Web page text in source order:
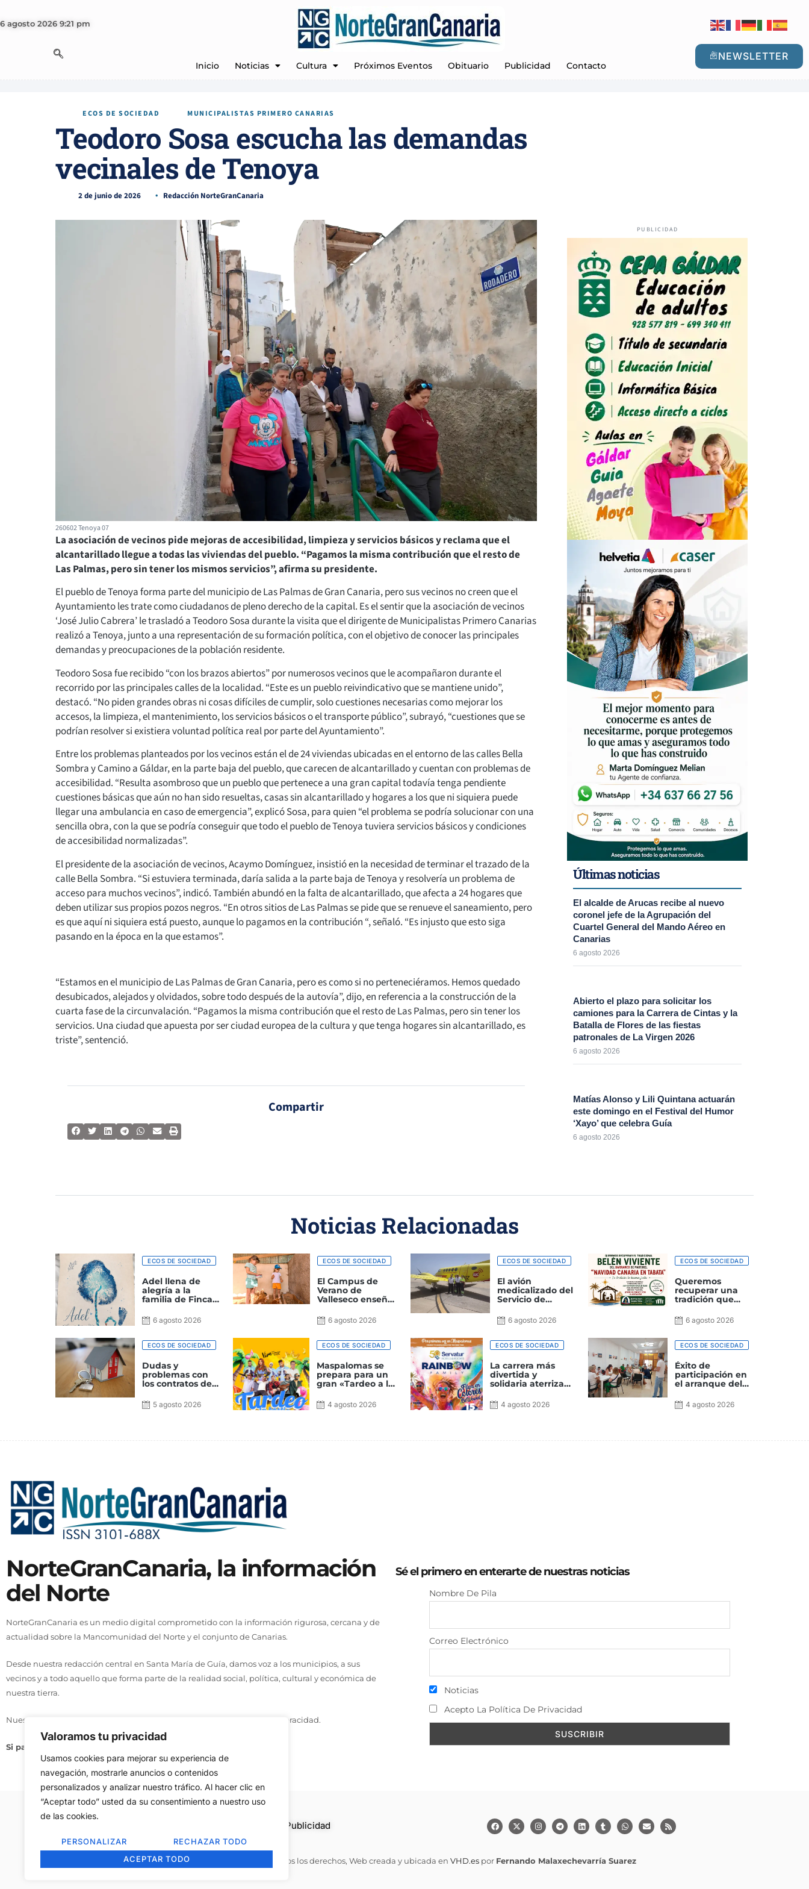
Valoramos tu privacidad
Usamos cookies para mejorar su experiencia de
navegación, mostrarle anuncios o contenidos
personalizados y analizar nuestro tráfico. Al hacer clic en
“Aceptar todo” usted da su consentimiento a nuestro uso
de las cookies.
PERSONALIZAR
RECHAZAR TODO
ACEPTAR TODO
6 agosto 2026 9:21 pm
Inicio Noticias Cultura Próximos Eventos Obituario Publicidad Contacto
NEWSLETTER
ECOS DE SOCIEDAD MUNICIPALISTAS PRIMERO CANARIAS
Teodoro Sosa escucha las demandas
vecinales de Tenoya
2 de junio de 2026 Redacción NorteGranCanaria
260602 Tenoya 07
La asociación de vecinos pide mejoras de accesibilidad, limpieza y servicios básicos y reclama que el
alcantarillado llegue a todas las viviendas del pueblo. “Pagamos la misma contribución que el resto de
Las Palmas, pero sin tener los mismos servicios”, afirma su presidente.
El pueblo de Tenoya forma parte del municipio de Las Palmas de Gran Canaria, pero sus vecinos no creen que el
Ayuntamiento les trate como ciudadanos de pleno derecho de la capital. Es el sentir que la asociación de vecinos
‘José Julio Cabrera’ le trasladó a Teodoro Sosa durante la visita que el dirigente de Municipalistas Primero Canarias
realizó a Tenoya, junto a una representación de su formación política, con el objetivo de conocer las principales
demandas y preocupaciones de la población residente.
Teodoro Sosa fue recibido “con los brazos abiertos” por numerosos vecinos que le acompañaron durante el
recorrido por las principales calles de la localidad. “Este es un pueblo reivindicativo que se mantiene unido”,
destacó. “No piden grandes obras ni cosas difíciles de cumplir, solo cuestiones necesarias como mejorar los
accesos, la limpieza, el mantenimiento, los servicios básicos o el transporte público”, subrayó, “cuestiones que se
podrían resolver si existiera voluntad política real por parte del Ayuntamiento”.
Entre los problemas planteados por los vecinos están el de 24 viviendas ubicadas en el entorno de las calles Bella
Sombra y Camino a Gáldar, en la parte baja del pueblo, que carecen de alcantarillado y cuentan con problemas de
accesibilidad. “Resulta asombroso que un pueblo que pertenece a una gran capital todavía tenga pendiente
cuestiones básicas que aún no han sido resueltas, casas sin alcantarillado y hogares a los que ni siquiera puede
llegar una ambulancia en caso de emergencia”, explicó Sosa, para quien “el problema se podría solucionar con una
sencilla obra, con la que se podría conseguir que todo el pueblo de Tenoya tuviera servicios básicos y condiciones
de accesibilidad normalizadas”.
El presidente de la asociación de vecinos, Acaymo Domínguez, insistió en la necesidad de terminar el trazado de la
calle Bella Sombra. “Si estuviera terminada, daría salida a la parte baja de Tenoya y resolvería un problema de
acceso para muchos vecinos”, indicó. También abundó en la falta de alcantarillado, que afecta a 24 hogares que
deben utilizar sus propios pozos negros. “En otros sitios de Las Palmas se pide que se renueve el saneamiento, pero
es que aquí ni siquiera está puesto, aunque lo pagamos en la contribución “, señaló. “Es injusto que esto siga
pasando en la época en la que estamos”.
“Estamos en el municipio de Las Palmas de Gran Canaria, pero es como si no perteneciéramos. Hemos quedado
desubicados, alejados y olvidados, sobre todo después de la autovía”, dijo, en referencia a la construcción de la
cuarta fase de la circunvalación. “Pagamos la misma contribución que el resto de Las Palmas, pero sin tener los
servicios. Una ciudad que apuesta por ser ciudad europea de la cultura y que tenga hogares sin alcantarillado, es
triste”, sentenció.
Compartir
PUBLICIDAD
Últimas noticias
El alcalde de Arucas recibe al nuevo
coronel jefe de la Agrupación del
Cuartel General del Mando Aéreo en
Canarias
6 agosto 2026
Abierto el plazo para solicitar los
camiones para la Carrera de Cintas y la
Batalla de Flores de las fiestas
patronales de La Virgen 2026
6 agosto 2026
Matías Alonso y Lili Quintana actuarán
este domingo en el Festival del Humor
‘Xayo’ que celebra Guía
6 agosto 2026
Noticias Relacionadas
ECOS DE SOCIEDAD
Adel llena de
alegría a la
familia de Finca
Troía6 agosto 2026
ECOS DE SOCIEDAD
El Campus de
Verano de
Valleseco enseña
también se
aprende jugando,
animales y
metiendo las
manos en la tierra
6 agosto 2026
ECOS DE SOCIEDAD
El avión
medicalizado del
Servicio de
Canario realizó
559 traslados en
meses de 2026
6 agosto 2026
ECOS DE SOCIEDAD
Queremos
recuperar una
tradición que
nuestra historia
6 agosto 2026
ECOS DE SOCIEDAD
Dudas y
problemas con
los contratos de
vivienda. La ley
de
5 agosto 2026
ECOS DE SOCIEDAD
Maspalomas se
prepara para un
gran «Tardeo a lo
música y fiesta
del agua
4 agosto 2026
ECOS DE SOCIEDAD
La carrera más
divertida y
solidaria aterriza
Canaria con la I
Servatur Rainbow
4 agosto 2026
ECOS DE SOCIEDAD
Éxito de
participación en
el arranque del
en la Aldea de
San Nicolás
4 agosto 2026
NorteGranCanaria, la información
del Norte
NorteGranCanaria es un medio digital comprometido con la información rigurosa, cercana y de
actualidad sobre la Mancomunidad del Norte y el conjunto de Canarias.
Desde nuestra redacción central en Santa María de Guía, damos voz a los municipios, a sus
vecinos y a todo aquello que forma parte de la realidad social, política, cultural y económica de
nuestra tierra.
Nuestro compromiso se basa en tres principios: actualidad, cercanía y veracidad.
Si pasa en el Norte, te lo contamos aquí.
Sé el primero en enterarte de nuestras noticias
Nombre De Pila
Correo Electrónico
Noticias
Acepto La Política De Privacidad
Publicidad
Copyright © 2008, Reservados todos los derechos, Web creada y ubicada en VHD.espor Fernando Malaxechevarría Suarez